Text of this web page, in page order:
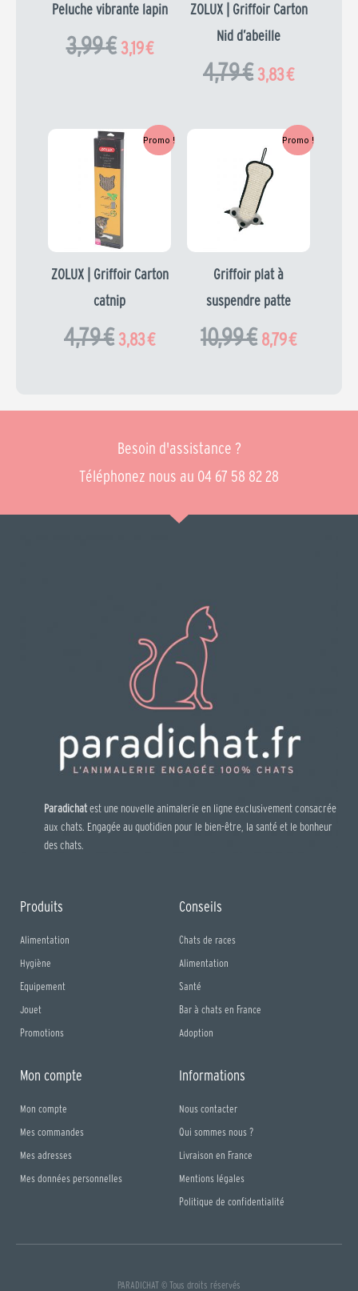
Peluche vibrante lapin
3,99€ 3,19€
ZOLUX | Griffoir Carton
Nid d’abeille
4,79€ 3,83€
Promo !
ZOLUX | Griffoir Carton
catnip
4,79€
Le
prix
4,79 €.
3,83€
Le
Promo !
Griffoir plat à
suspendre patte
10,99€
prix
initial
était :
8,79€
Le
Besoin d'assistance ?
Téléphonez nous au 04 67 58 82 28
Paradichatest une nouvelle animalerie en ligne exclusivement consacrée
aux chats. Engagée au quotidien pour le bien-être, la santé et le bonheur
des chats.
Produits
Alimentation
Hygiène
Equipement
Jouet
Promotions
Conseils
Chats de races
Alimentation
Santé
Bar à chats en France
Adoption
Mon compte
Mon compte
Mes commandes
Mes adresses
Mes données personnelles
Informations
Nous contacter
Qui sommes nous ?
Livraison en France
Mentions légales
Politique de confidentialité
PARADICHAT © Tous droits réservés